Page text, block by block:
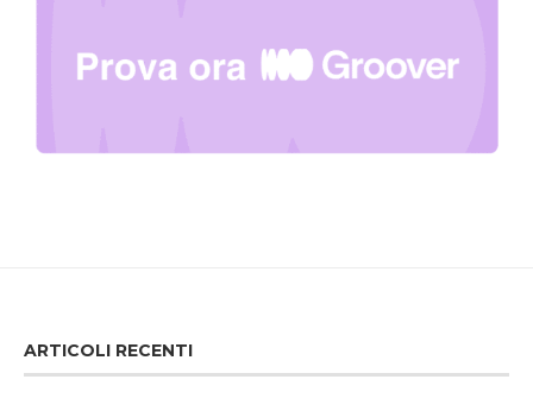
ARTICOLI RECENTI